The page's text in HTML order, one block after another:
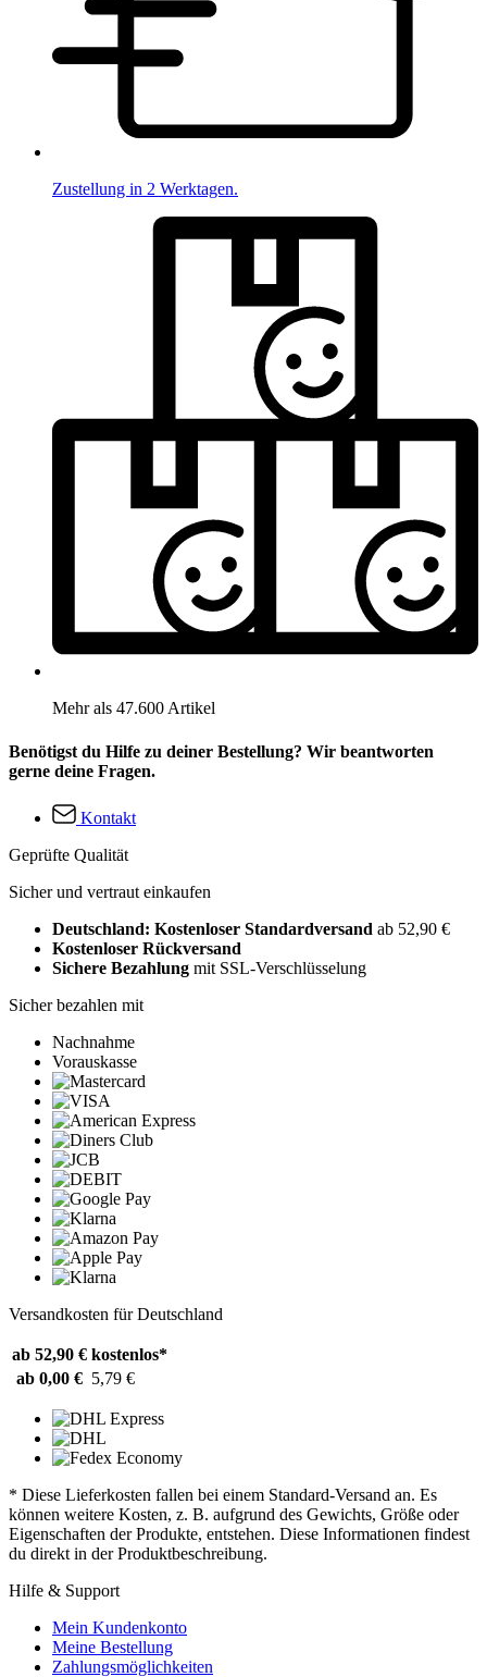
Zustellung in 2 Werktagen.
Mehr als 47.600 Artikel
Benötigst du Hilfe zu deiner Bestellung? Wir beantworten
gerne deine Fragen.
Kontakt
Geprüfte Qualität
Sicher und vertraut einkaufen
Deutschland: Kostenloser Standardversand ab 52,90 €
Kostenloser Rückversand
Sichere Bezahlung mit SSL-Verschlüsselung
Sicher bezahlen mit
Nachnahme
Vorauskasse
Versandkosten für Deutschland
ab 52,90 € kostenlos*
ab 0,00 € 5,79 €
* Diese Lieferkosten fallen bei einem Standard-Versand an. Es
können weitere Kosten, z. B. aufgrund des Gewichts, Größe oder
Eigenschaften der Produkte, entstehen. Diese Informationen findest
du direkt in der Produktbeschreibung.
Hilfe & Support
Mein Kundenkonto
Meine Bestellung
Zahlungsmöglichkeiten